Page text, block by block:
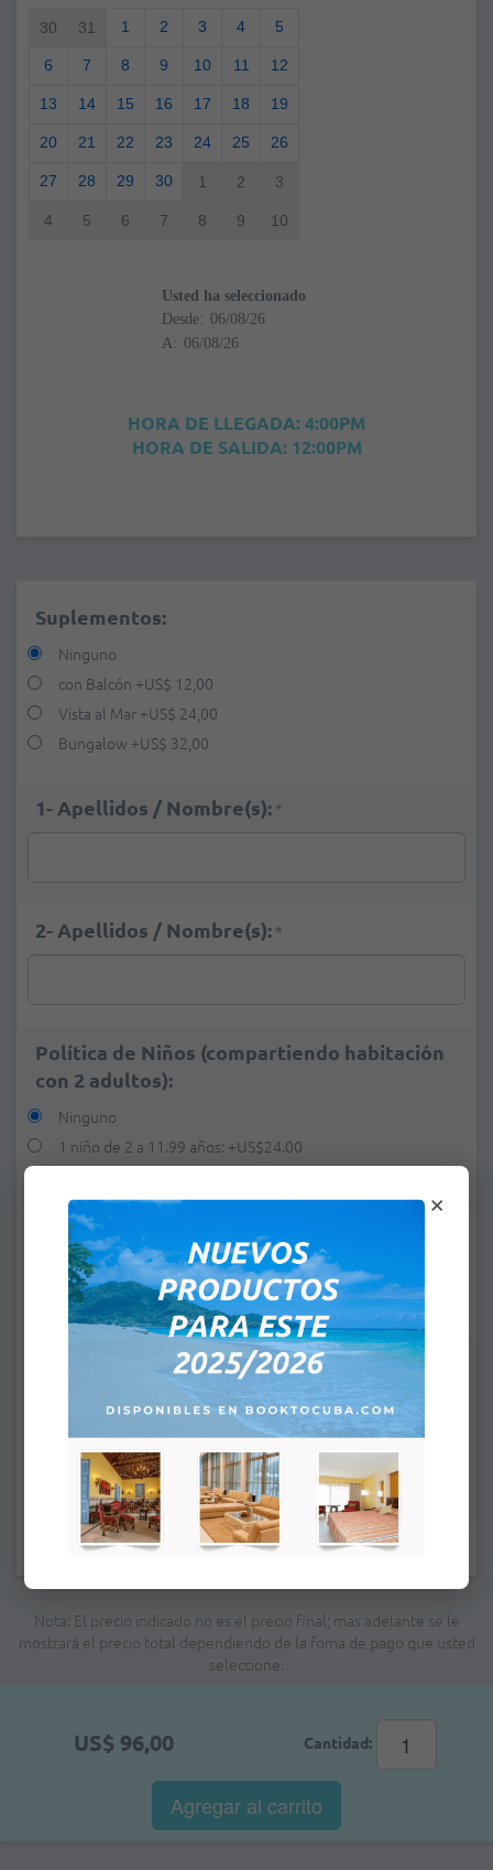
30 31 1 2 3 4 5
6 7 8 9 10 11 12
13 14 15 16 17 18 19
20 21 22 23 24 25 26
27 28 29 30 1 2 3
4 5 6 7 8 9 10
Usted ha seleccionado
Desde:
A:
HORA DE LLEGADA: 4:00PM
HORA DE SALIDA: 12:00PM
Suplementos:
Ninguno
con Balcón +US$ 12,00
Vista al Mar +US$ 24,00
Bungalow +US$ 32,00
1- Apellidos / Nombre(s): *
2- Apellidos / Nombre(s): *
Política de Niños (compartiendo habitación
con 2 adultos):
Ninguno
1 niño de 2 a 11.99 años: +US$24.00
e-mail:*
Observaciones:
Campos marcados con * son obligatorios.
Nota: El precio indicado no es el precio final; mas adelante se le
mostrará el precio total dependiendo de la foma de pago que usted
seleccione.
US$ 96,00 Cantidad:
Agregar al carrito
×